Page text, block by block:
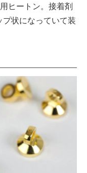
ヒートン。接着剤
状になっていて装